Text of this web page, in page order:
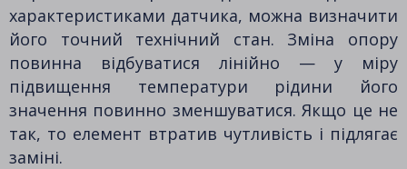
характеристиками датчика, можна визначити
його точний технічний стан. Зміна опору
повинна відбуватися лінійно — у міру
підвищення температури рідини його
значення повинно зменшуватися. Якщо це не
так, то елемент втратив чутливість і підлягає
заміні.